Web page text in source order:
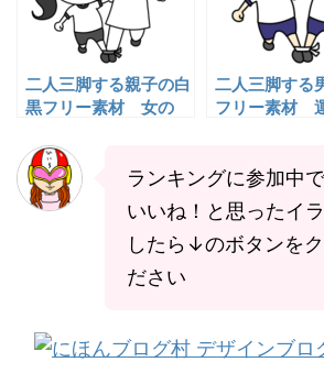
二人三脚する親子の白
黒フリー素材 女の
二人三脚する
フリー素材
ランキングに参加中
いいね！と思ったイ
したら↓のボタンを
ださい